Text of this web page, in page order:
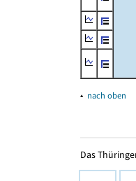
▴ nach oben
Das